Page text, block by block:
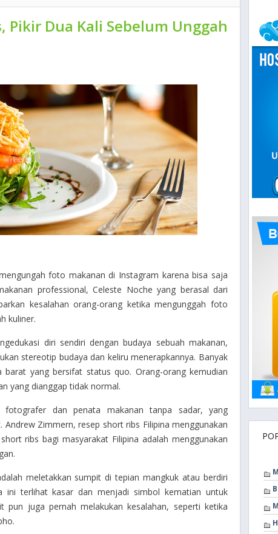
Pikir Dua Kali Sebelum Unggah
foto makanan di Instagram karena bisa saja
professional, Celeste Noche yang berasal dari
kesalahan orang-orang ketika mengunggah foto
kuliner.
diri sendiri dengan budaya sebuah makanan,
stereotip budaya dan keliru menerapkannya. Banyak
yang bersifat status quo. Orang-orang kemudian
yang dianggap tidak normal.
dan penata makanan tanpa sadar, yang
Andrew Zimmern, resep short ribs Filipina menggunakan
ribs bagi masyarakat Filipina adalah menggunakan
meletakkan sumpit di tepian mangkuk atau berdiri
ini terlihat kasar dan menjadi simbol kematian untuk
pun juga pernah melakukan kesalahan, seperti ketika